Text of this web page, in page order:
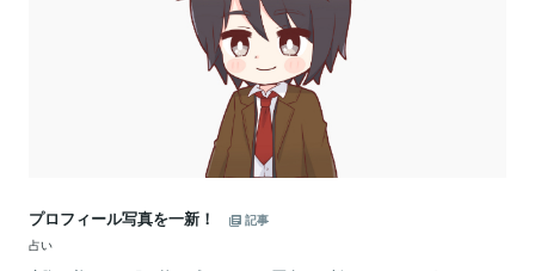
プロフィール写真を一新！
記事
占い